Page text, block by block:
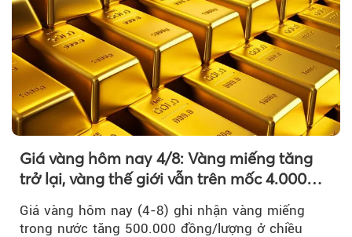
Giá vàng hôm nay 4/8: Vàng miếng tăng
trở lại, vàng thế giới vẫn trên mốc 4.000
Giá vàng hôm nay (4-8) ghi nhận vàng miếng
trong nước tăng 500.000 đồng/lượng ở chiều